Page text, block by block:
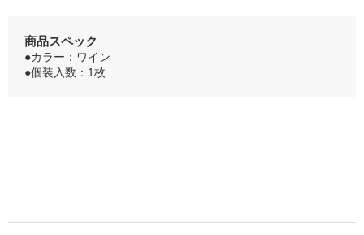
商品スペック
●カラー：ワイン
●個装入数：1枚